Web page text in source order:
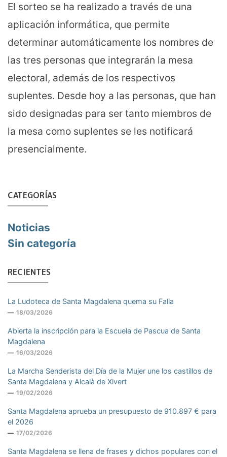
El sorteo se ha realizado a través de una
aplicación informática, que permite
determinar automáticamente los nombres de
las tres personas que integrarán la mesa
electoral, además de los respectivos
suplentes. Desde hoy a las personas, que han
sido designadas para ser tanto miembros de
la mesa como suplentes se les notificará
presencialmente.
CATEGORÍAS
Noticias
Sin categoría
RECIENTES
La Ludoteca de Santa Magdalena quema su Falla
18/03/2026
Abierta la inscripción para la Escuela de Pascua de Santa
Magdalena
16/03/2026
La Marcha Senderista del Día de la Mujer une los castillos de
Santa Magdalena y Alcalà de Xivert
19/02/2026
Santa Magdalena aprueba un presupuesto de 910.897 € para
el 2026
17/02/2026
Santa Magdalena se llena de frases y dichos populares con el